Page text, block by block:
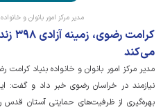
مدیر مرکز امور بانوان و
می‌کند
نیازمند در خراسان رضوی خبر داد و گفت:
بهره‌گیری از ظرفیت‌های حمایتی آستان قدس